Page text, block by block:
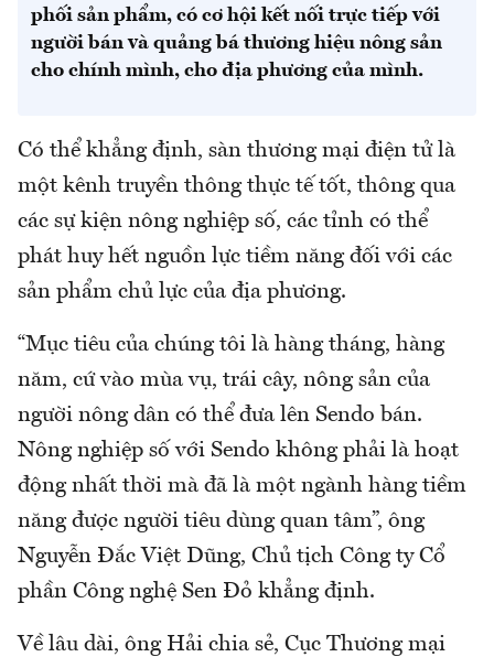
phối sản phẩm, có cơ hội kết nối trực tiếp với
người bán và quảng bá thương hiệu nông sản
cho chính mình, cho địa phương của mình.
Có thể khẳng định, sàn thương mại điện tử là
một kênh truyền thông thực tế tốt, thông qua
các sự kiện nông nghiệp số, các tỉnh có thể
phát huy hết nguồn lực tiềm năng đối với các
sản phẩm chủ lực của địa phương.
“Mục tiêu của chúng tôi là hàng tháng, hàng
năm, cứ vào mùa vụ, trái cây, nông sản của
người nông dân có thể đưa lên Sendo bán.
Nông nghiệp số với Sendo không phải là hoạt
động nhất thời mà đã là một ngành hàng tiềm
năng được người tiêu dùng quan tâm”, ông
Nguyễn Đắc Việt Dũng, Chủ tịch Công ty Cổ
phần Công nghệ Sen Đỏ khẳng định.
Về lâu dài, ông Hải chia sẻ, Cục Thương mại